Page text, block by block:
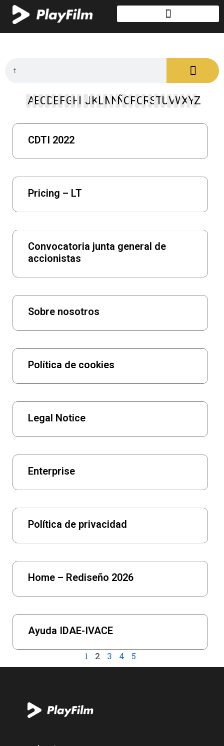
A BC D E FG HI J K L MNÑOPQ RSTUVWXYZ
CDTI 2022
Pricing – LT
Convocatoria junta general de
accionistas
Sobre nosotros
Política de cookies
Legal Notice
Enterprise
Política de privacidad
Home – Rediseño 2026
Ayuda IDAE-IVACE
1 2 3 4 5